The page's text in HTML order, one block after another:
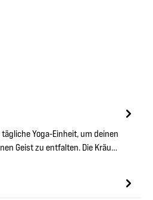
Yoga-Einheit, um deinen
Geist zu entfalten. Die Kräu…